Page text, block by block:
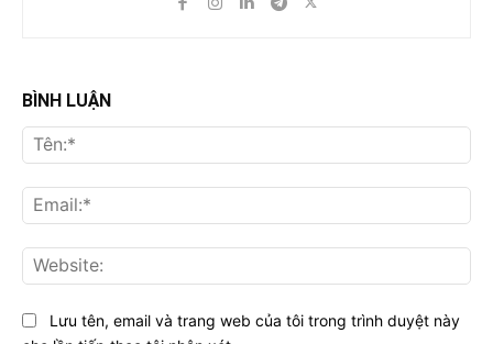
BÌNH LUẬN
Lưu tên, email và trang web của tôi trong trình duyệt này